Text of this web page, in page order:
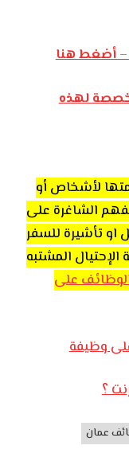
– أضغط هنا
لهذه
لأشخاص أو
الشاغرة على
تأشيرة للسفر
الإحتيال المشتبه
الوظائف على
وظيفة
؟
عمان